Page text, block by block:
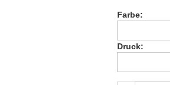
Farbe:
Druck: